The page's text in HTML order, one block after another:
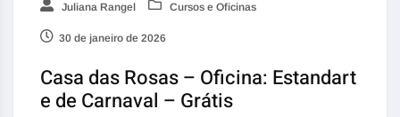
Juliana Rangel Cursos e Oficinas
30 de janeiro de 2026
Casa das Rosas – Oficina: Estandart
e de Carnaval – Grátis